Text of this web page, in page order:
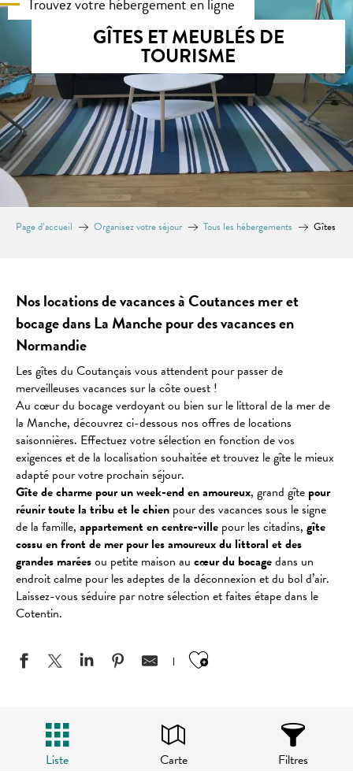
GÎTES ET MEUBLÉS DE
TOURISME
Page d’accueil Organisez votre séjour Tous les hébergements Gîtes
Nos locations de vacances à Coutances mer et
bocage dans La Manche pour des vacances en
Normandie
Les gîtes du Coutançais vous attendent pour passer de
merveilleuses vacances sur la côte ouest !
Au cœur du bocage verdoyant ou bien sur le littoral de la mer de
la Manche, découvrez ci-dessous nos offres de locations
saisonnières. Effectuez votre sélection en fonction de vos
exigences et de la localisation souhaitée et trouvez le gîte le mieux
adapté pour votre prochain séjour.
Gîte de charme pour un week-end en amoureux, grand gîte pour
réunir toute la tribu et le chien pour des vacances sous le signe
de la famille, appartement en centre-ville pour les citadins, gîte
cossu en front de mer pour les amoureux du littoral et des
grandes maréesou petite maison au cœur du bocagedans un
endroit calme pour les adeptes de la déconnexion et du bol d’air.
Laissez-vous séduire par notre sélection et faites étape dans le
Cotentin.
Ajouter aux
Liste Carte Filtres